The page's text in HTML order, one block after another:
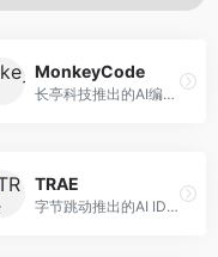
MonkeyCode
长亭科技推出的AI编程助手，专注于安全开发。面向开发者，提供代码生成、安全检测、漏洞修复等服务，安全开发能力强。
TRAE
字节跳动推出的AI IDE编程工具，深度集成大模型能力。面向开发者，提供智能代码补全、代码解释、重构优化等服务，编程效率显著提升。